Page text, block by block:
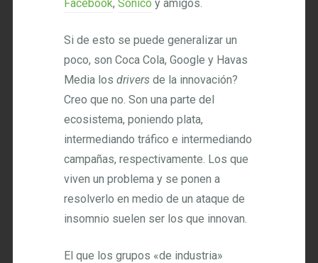
Facebook,Sonico y amigos.
Si de esto se puede generalizar un
poco, son Coca Cola, Google y Havas
Media losdrivers de la innovación?
Creo que no. Son una parte del
ecosistema, poniendo plata,
intermediando tráfico e intermediando
campañas, respectivamente. Los que
viven un problema y se ponen a
resolverlo en medio de un ataque de
insomnio suelen ser los que innovan.
El que los grupos «de industria»